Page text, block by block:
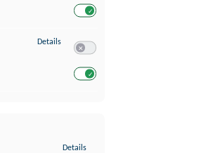
Details zu Entwicklung und Verbesserung der Angebote
Details